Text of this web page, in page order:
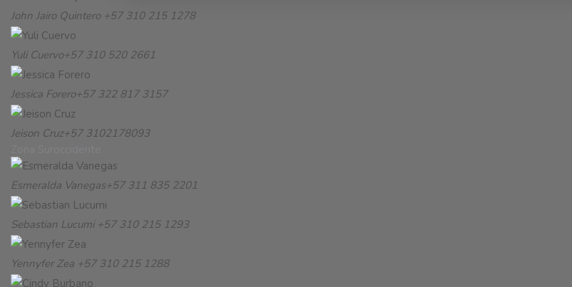
John Jairo Quintero+57 310 215 1278
Yuli Cuervo+57 310 520 2661
Jessica Forero+57 322 817 3157
Jeison Cruz+57 3102178093
Esmeralda Vanegas+57 311 835 2201
Sebastian Lucumi +57 310 215 1293
Yennyfer Zea +57 310 215 1288